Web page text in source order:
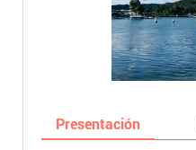
Presentación